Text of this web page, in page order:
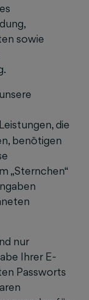
sowie
die
benötigen
„Sternchen“
nur
Ihrer E-
Passworts